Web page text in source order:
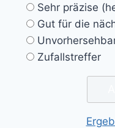
Sehr präzise
Gut für die
Zufallstreffer